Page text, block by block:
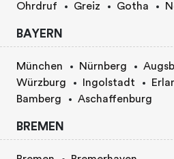
Ohrdruf
Greiz Gotha
BAYERN
München Nürnberg
Würzburg
Ingolstadt
Bamberg
Aschaffenburg
BREMEN